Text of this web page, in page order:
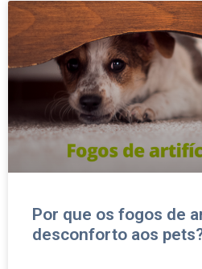
Por que os fogos de
desconforto aos